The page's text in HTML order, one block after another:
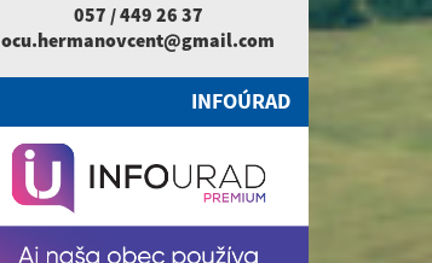
057 / 449 26 37
ocu.hermanovcent@gmail.com
INFOÚRAD